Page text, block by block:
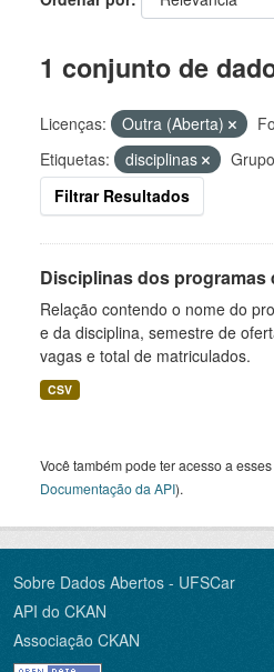
1 conjunto de
Licenças: Outra (Aberta)
Etiquetas:
disciplinas
Filtrar Resultados
Disciplinas dos programas
Relação contendo o nome do
e da disciplina, semestre de
vagas e total de matriculados.
CSV
Você também pode ter acesso a
Documentação da API).
Sobre Dados Abertos - UFSCar
API do CKAN
Associação CKAN